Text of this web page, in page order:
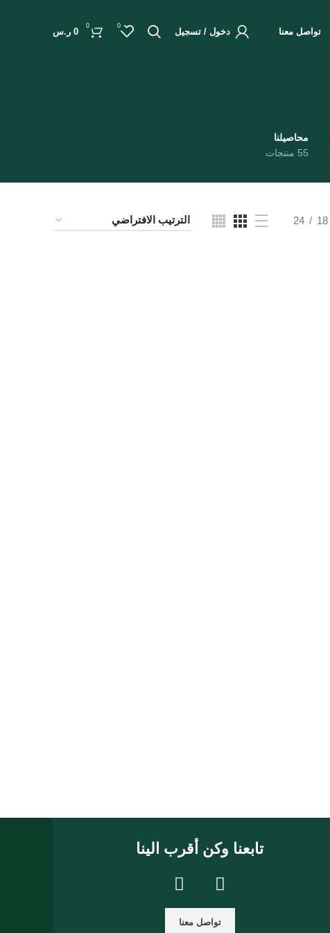
تواصل معنا دخول / تسجيل
0
0
0 ر.س
محاصيلنا
55 منتجات
18
24
تابعنا وكن أقرب الينا
تواصل معنا